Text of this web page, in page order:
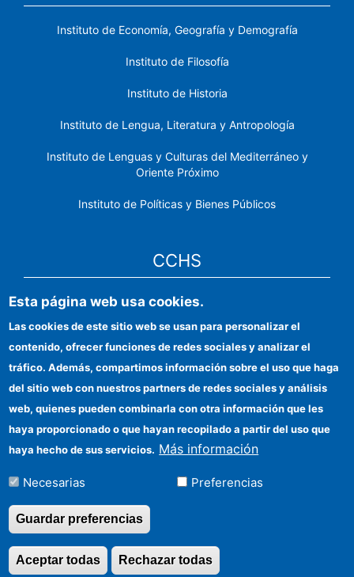
Instituto de Economía, Geografía y Demografía
Instituto de Filosofía
Instituto de Historia
Instituto de Lengua, Literatura y Antropología
Instituto de Lenguas y Culturas del Mediterráneo y
Oriente Próximo
Instituto de Políticas y Bienes Públicos
CCHS
Sede electrónica CSIC
Identidad institucional
Información para proveedores
Ayudas FEDER
Organismos financiadores
Contacto
Cómo llegar
©Copyright 2026 Todos los derechos reservados
Esta página web usa cookies.
Las cookies de este sitio web se usan para personalizar el
contenido, ofrecer funciones de redes sociales y analizar el
tráfico. Además, compartimos información sobre el uso que haga
del sitio web con nuestros partners de redes sociales y análisis
web, quienes pueden combinarla con otra información que les
haya proporcionado o que hayan recopilado a partir del uso que
haya hecho de sus servicios. Más información
Necesarias Preferencias
Guardar preferencias
Rechazar todas
Aceptar todas